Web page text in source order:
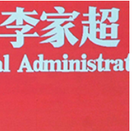
19:16
19:09
19:07
海》MV正式發布